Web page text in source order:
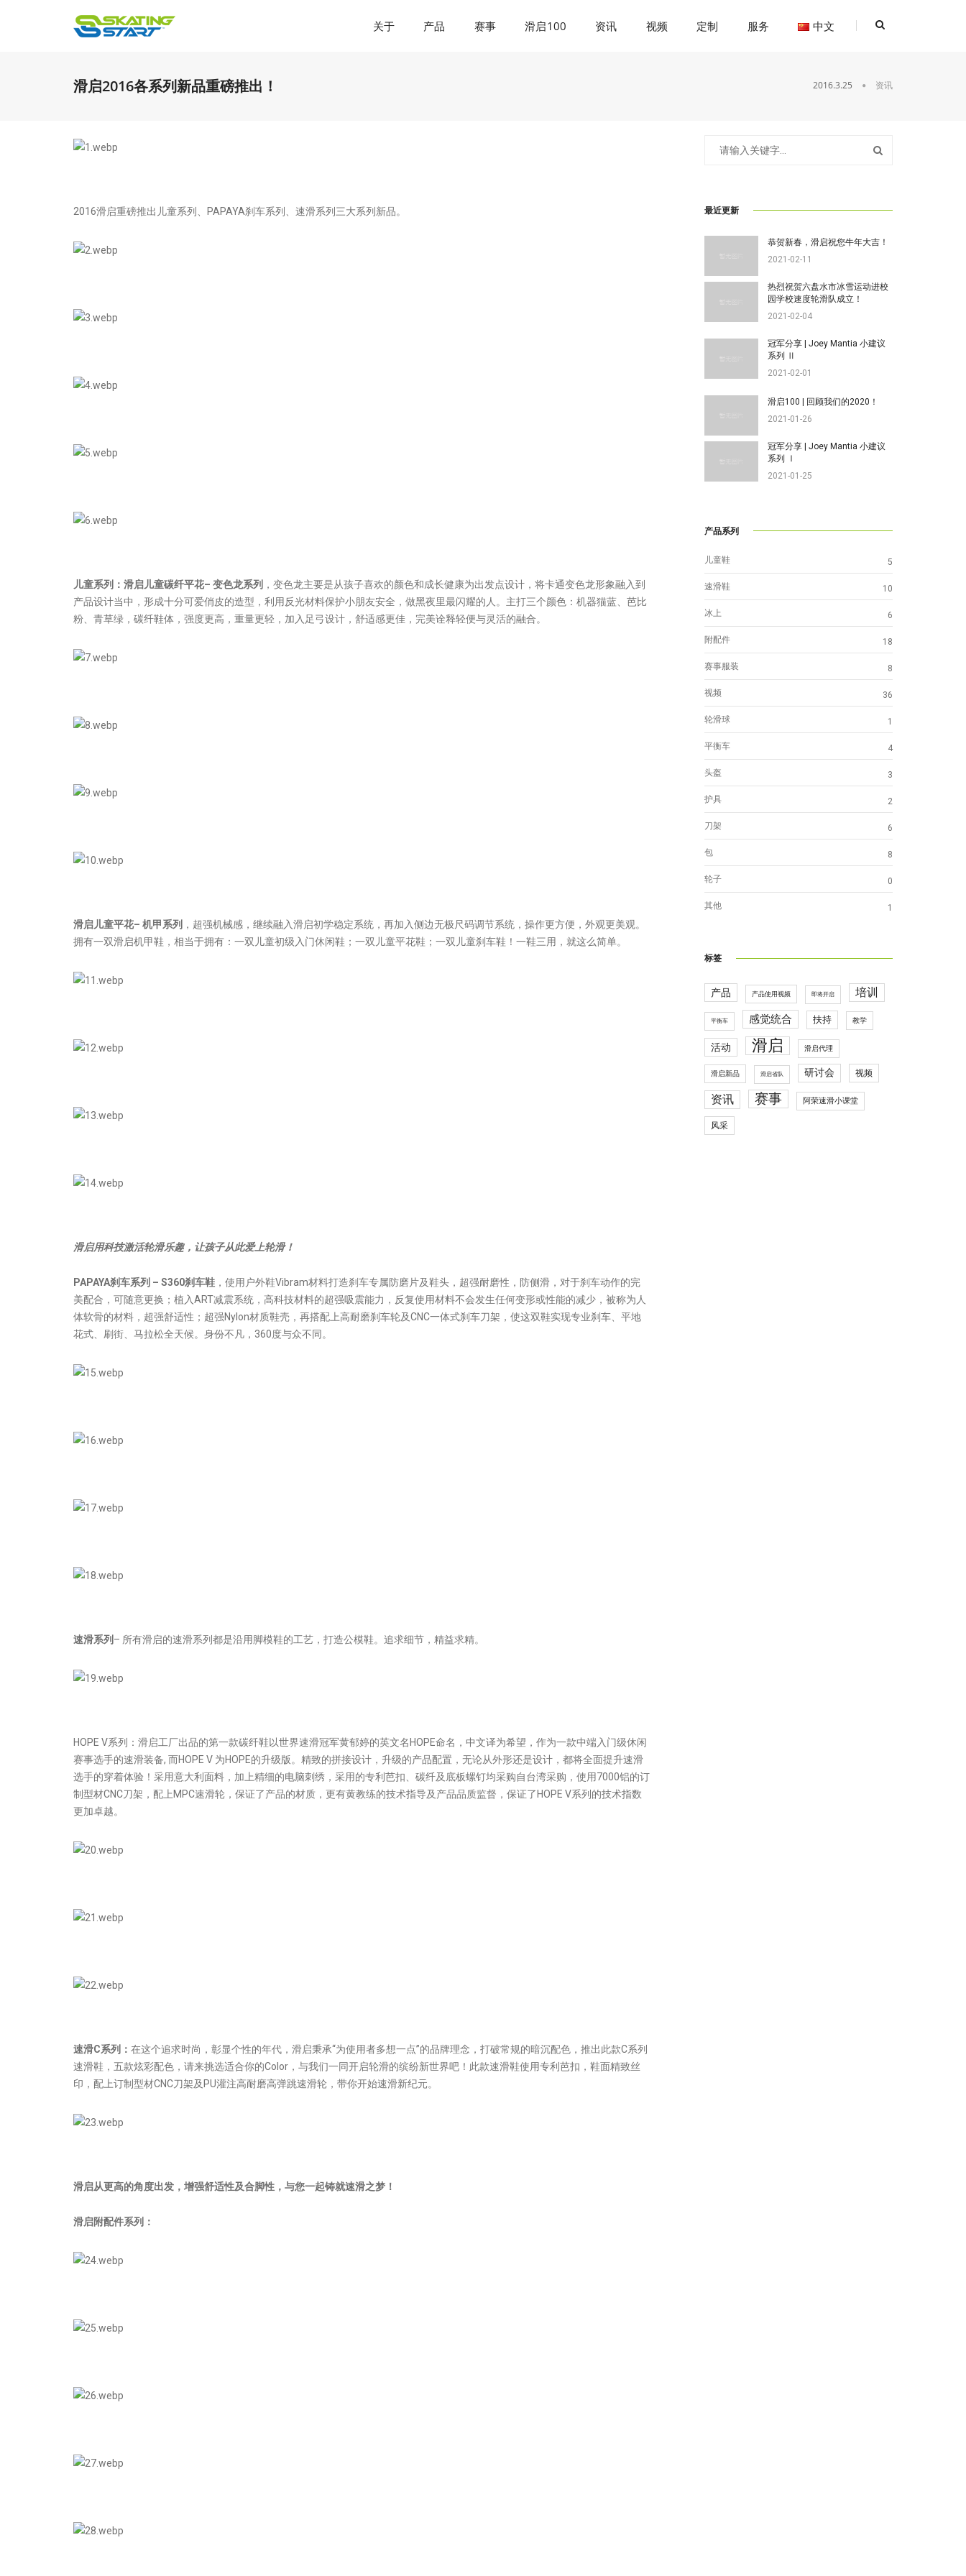
关于 产品 赛事 滑启100 资讯 视频 定制 服务 中文
滑启2016各系列新品重磅推出！ 2016.3.25 资讯
2016滑启重磅推出儿童系列、PAPAYA刹车系列、速滑系列三大系列新品。
儿童系列： 滑启儿童碳纤平花– 变色龙系列 ，变色龙主要是从孩子喜欢的颜色和成长健康为出发点设计，将卡通变色龙形象融入到
产品设计当中，形成十分可爱俏皮的造型，利用反光材料保护小朋友安全，做黑夜里最闪耀的人。主打三个颜色：机器猫蓝、芭比
粉、青草绿，碳纤鞋体，强度更高，重量更轻，加入足弓设计，舒适感更佳，完美诠释轻便与灵活的融合。
滑启儿童平花– 机甲系列 ，超强机械感，继续融入滑启初学稳定系统，再加入侧边无极尺码调节系统，操作更方便，外观更美观。
拥有一双滑启机甲鞋，相当于拥有：一双儿童初级入门休闲鞋；一双儿童平花鞋；一双儿童刹车鞋！一鞋三用，就这么简单。
滑启用科技激活轮滑乐趣，让孩子从此爱上轮滑！
PAPAYA刹车系列 – S360刹车鞋 ，使用户外鞋Vibram材料打造刹车专属防磨片及鞋头，超强耐磨性，防侧滑，对于刹车动作的完
美配合，可随意更换；植入ART减震系统，高科技材料的超强吸震能力，反复使用材料不会发生任何变形或性能的减少，被称为人
体软骨的材料，超强舒适性；超强Nylon材质鞋壳，再搭配上高耐磨刹车轮及CNC一体式刹车刀架，使这双鞋实现专业刹车、平地
花式、刷街、马拉松全天候。身份不凡，360度与众不同。
速滑系列 – 所有滑启的速滑系列都是沿用脚模鞋的工艺，打造公模鞋。追求细节，精益求精。
HOPE V系列：滑启工厂出品的第一款碳纤鞋以世界速滑冠军黄郁婷的英文名HOPE命名，中文译为希望，作为一款中端入门级休闲
赛事选手的速滑装备, 而HOPE V 为HOPE的升级版。精致的拼接设计，升级的产品配置，无论从外形还是设计，都将全面提升速滑
选手的穿着体验！采用意大利面料，加上精细的电脑刺绣，采用的专利芭扣、碳纤及底板螺钉均采购自台湾采购，使用7000铝的订
制型材CNC刀架，配上MPC速滑轮，保证了产品的材质，更有黄教练的技术指导及产品品质监督，保证了HOPE V系列的技术指数
更加卓越。
速滑C系列： 在这个追求时尚，彰显个性的年代，滑启秉承“为使用者多想一点”的品牌理念，打破常规的暗沉配色，推出此款C系列
速滑鞋，五款炫彩配色，请来挑选适合你的Color，与我们一同开启轮滑的缤纷新世界吧！此款速滑鞋使用专利芭扣，鞋面精致丝
印，配上订制型材CNC刀架及PU灌注高耐磨高弹跳速滑轮，带你开始速滑新纪元。
滑启从更高的角度出发，增强舒适性及合脚性，与您一起铸就速滑之梦！
滑启附配件系列：
最近更新
恭贺新春，滑启祝您牛年大吉！
2021-02-11
热烈祝贺六盘水市冰雪运动进校
园学校速度轮滑队成立！
2021-02-04
冠军分享 | Joey Mantia 小建议
系列 Ⅱ
2021-02-01
滑启100 | 回顾我们的2020！
2021-01-26
冠军分享 | Joey Mantia 小建议
系列 Ⅰ
2021-01-25
产品系列
儿童鞋 5
速滑鞋 10
冰上 6
附配件 18
赛事服装 8
视频 36
轮滑球 1
平衡车 4
头盔 3
护具 2
刀架 6
包 8
轮子 0
其他 1
标签
产品 产品使用视频 即将开启 培训
平衡车 感觉统合 扶持 教学
活动 滑启 滑启代理
滑启新品 滑启省队 研讨会 视频
资讯 赛事 阿荣速滑小课堂
风采